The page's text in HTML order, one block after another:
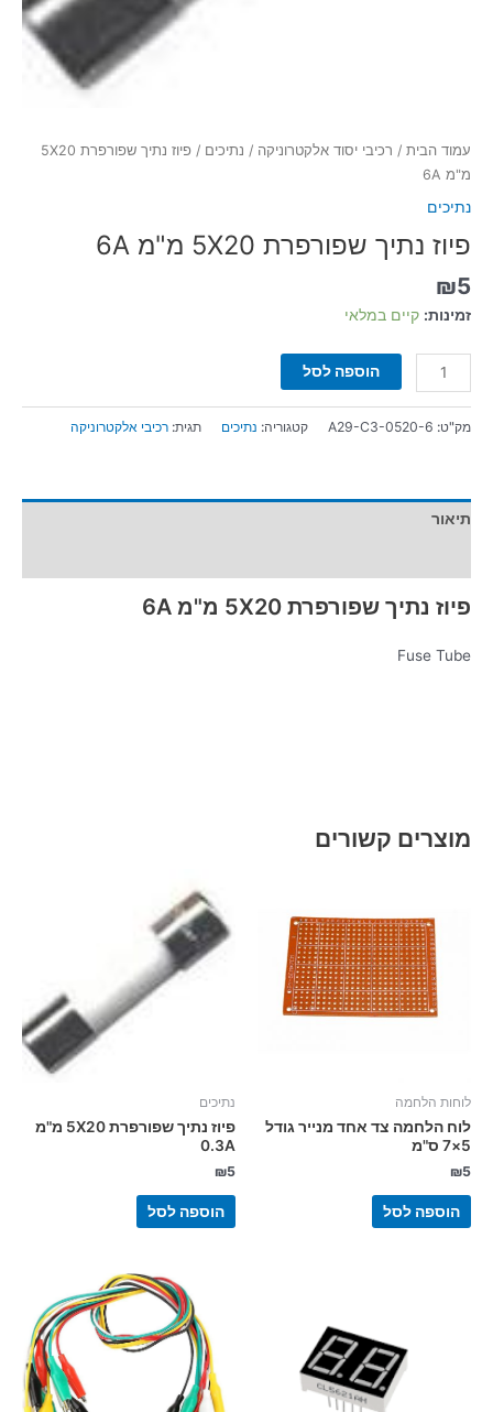
עמוד הבית / רכיבי יסוד אלקטרוניקה / נתיכים
/ פיוז נתיך שפורפרת 5X20
מ"מ 6A
נתיכים
פיוז נתיך שפורפרת 5X20 מ"מ 6A
₪5
זמינות: קיים במלאי
הוספה לסל
מק"ט: A29-C3-0520-6 קטגוריה: נתיכים תגית: רכיבי אלקטרוניקה
תיאור
פיוז נתיך שפורפרת 5X20 מ"מ 6A
Fuse Tube
מוצרים קשורים
לוחות הלחמה
לוח הלחמה צד אחד מנייר גודל
5×7 ס"מ
₪5
הוספה לסל
נתיכים
פיוז נתיך שפורפרת 5X20 מ"מ
0.3A
₪5
הוספה לסל